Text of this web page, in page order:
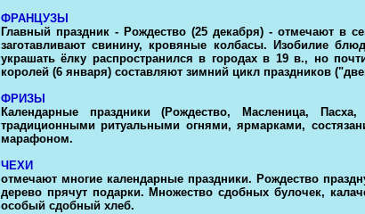
ФРАНЦУЗЫ
Главный праздник - Рождество (25 декабря) - отмечают в
заготавливают свинину, кровяные колбасы. Изобилие
украшать ёлку распространился в городах в 19 в., но
королей (6 января) составляют зимний цикл праздников
ФРИЗЫ
Календарные праздники (Рождество, Масленица,
традиционными ритуальными огнями, ярмарками,
марафоном.
ЧЕХИ
отмечают многие календарные праздники. Рождество
дерево прячут подарки. Множество сдобных булочек,
особый сдобный хлеб.